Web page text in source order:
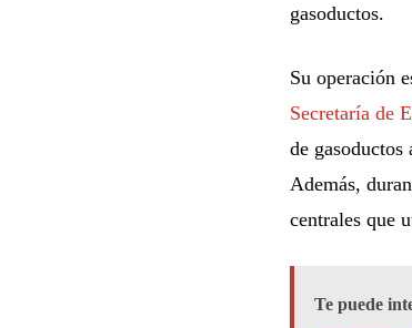
gasoductos.
Su operación
Secretaría de
de
Además,
centrales que
Te puede